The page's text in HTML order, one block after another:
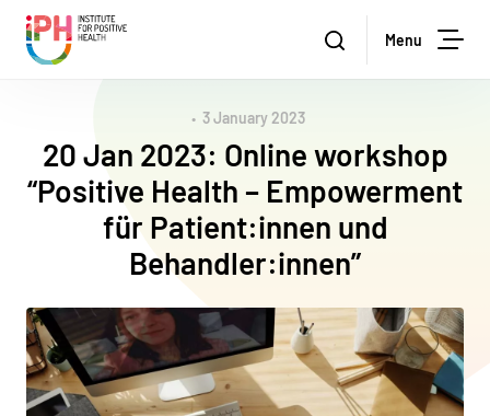
Stichting Institute for Positive Health
Zoeken
Menu
3 January 2023
20 Jan 2023: Online workshop
“Positive Health – Empowerment
für Patient:innen und
Behandler:innen”